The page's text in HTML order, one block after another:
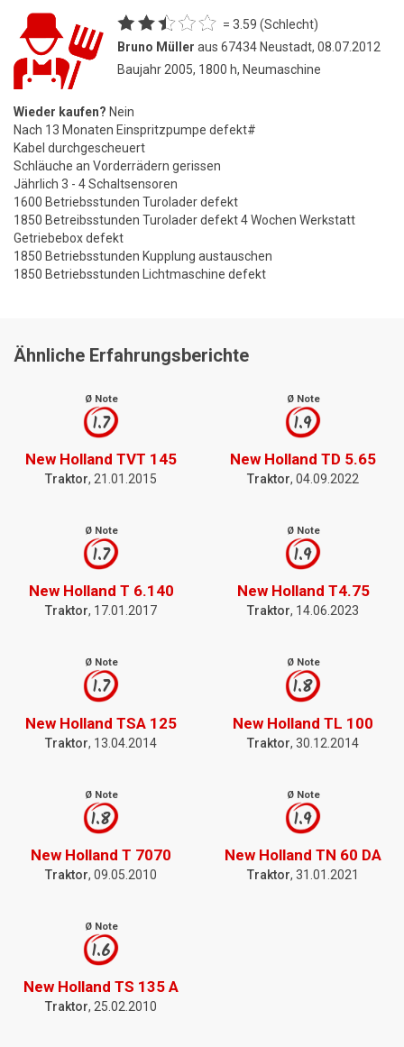
= 3.59 (Schlecht)
Bruno Müller aus 67434 Neustadt, 08.07.2012
Baujahr 2005, 1800 h, Neumaschine
Wieder kaufen? Nein
Nach 13 Monaten Einspritzpumpe defekt#
Kabel durchgescheuert
Schläuche an Vorderrädern gerissen
Jährlich 3 - 4 Schaltsensoren
1600 Betriebsstunden Turolader defekt
1850 Betreibsstunden Turolader defekt 4 Wochen Werkstatt
Getriebebox defekt
1850 Betriebsstunden Kupplung austauschen
1850 Betriebsstunden Lichtmaschine defekt
Ähnliche Erfahrungsberichte
Ø Note
1.7
New Holland TVT 145
Traktor, 21.01.2015
Ø Note
1.9
New Holland TD 5.65
Traktor, 04.09.2022
Ø Note
1.7
New Holland T 6.140
Traktor, 17.01.2017
Ø Note
1.9
New Holland T4.75
Traktor, 14.06.2023
Ø Note
1.7
New Holland TSA 125
Traktor, 13.04.2014
Ø Note
1.8
New Holland TL 100
Traktor, 30.12.2014
Ø Note
1.8
New Holland T 7070
Traktor, 09.05.2010
Ø Note
1.9
New Holland TN 60 DA
Traktor, 31.01.2021
Ø Note
1.6
New Holland TS 135 A
Traktor, 25.02.2010